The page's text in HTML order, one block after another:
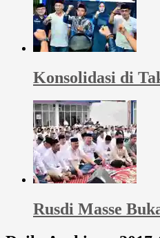
Konsolidasi di
Rusdi Masse